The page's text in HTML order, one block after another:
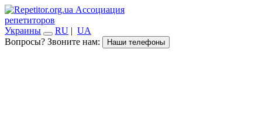
Ассоциация
репетиторов
Украины
RU | UA
Вопросы? Звоните нам:
Наши телефоны